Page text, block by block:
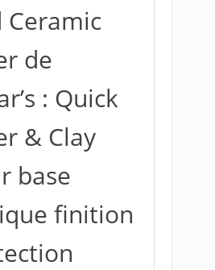
Ceramic
de
: Quick
& Clay
base
finition